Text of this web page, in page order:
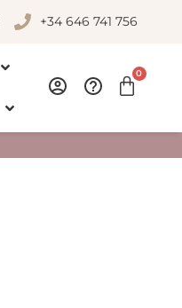
+34 646 741 756
0